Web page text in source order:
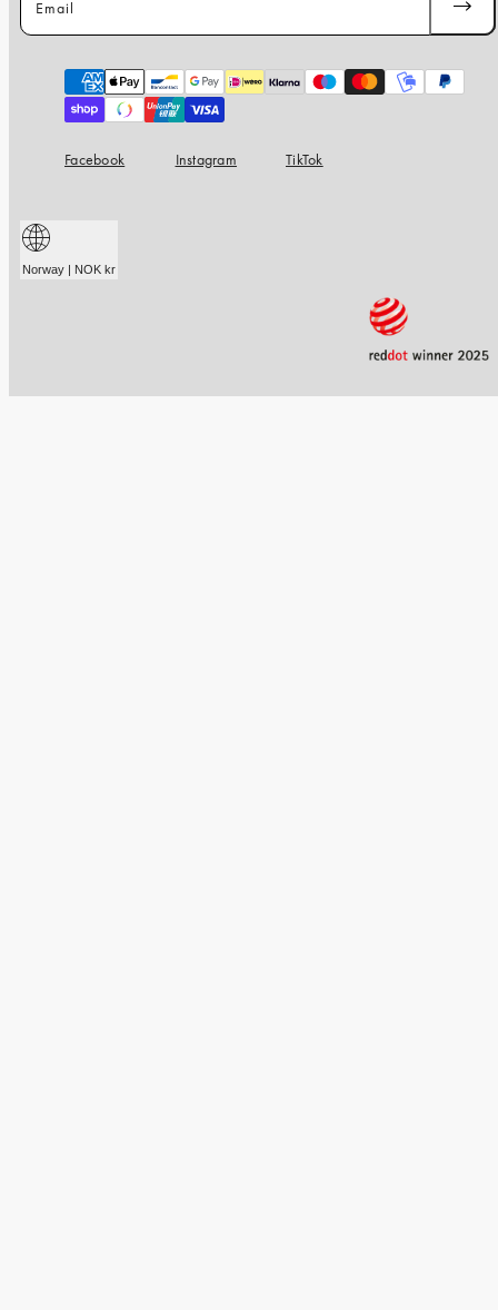
Email
Payment
methods
Facebook Instagram TikTok
Norway | NOK kr